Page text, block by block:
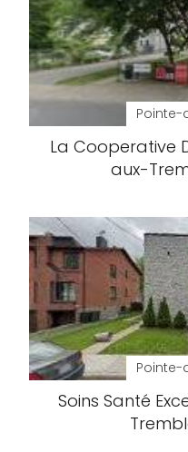
Pointe-
La Cooperative
aux-
Pointe-
Soins Santé